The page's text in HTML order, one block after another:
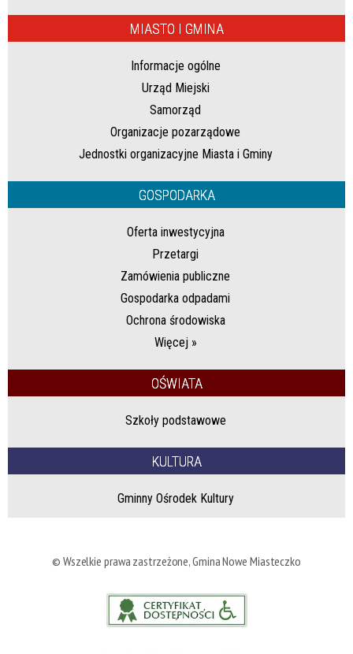
MIASTO I GMINA
Informacje ogólne
Urząd Miejski
Samorząd
Organizacje pozarządowe
Jednostki organizacyjne Miasta i Gminy
GOSPODARKA
Oferta inwestycyjna
Przetargi
Zamówienia publiczne
Gospodarka odpadami
Ochrona środowiska
Więcej »
OŚWIATA
Szkoły podstawowe
KULTURA
Gminny Ośrodek Kultury
© Wszelkie prawa zastrzeżone, Gmina Nowe Miasteczko